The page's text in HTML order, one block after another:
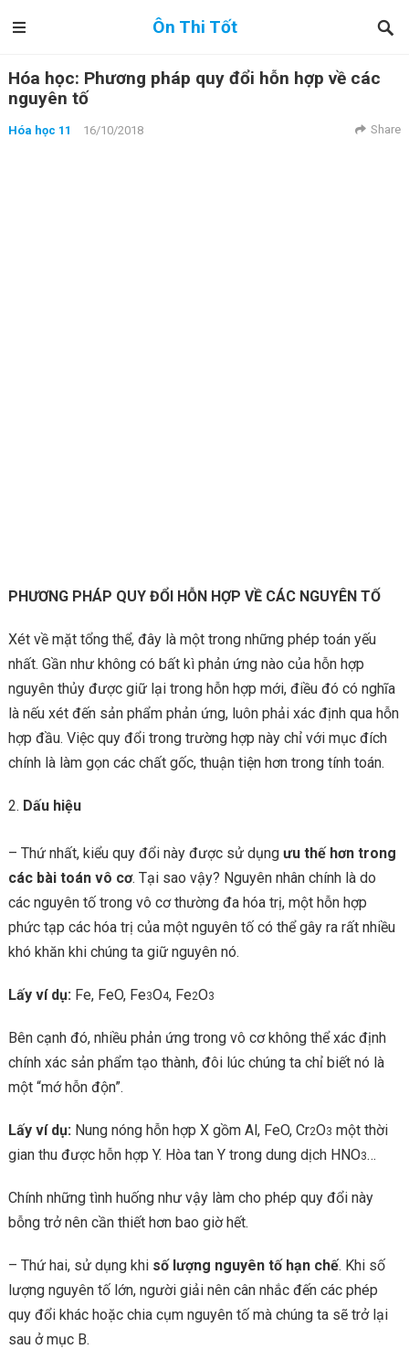
Ôn Thi Tốt
Hóa học: Phương pháp quy đổi hỗn hợp về các
nguyên tố
Hóa học 11 16/10/2018 Share
PHƯƠNG PHÁP QUY ĐỔI HỖN HỢP VỀ CÁC NGUYÊN TỐ
Xét về mặt tổng thể, đây là một trong những phép toán yếu
nhất. Gần như không có bất kì phản ứng nào của hỗn hợp
nguyên thủy được giữ lại trong hỗn hợp mới, điều đó có nghĩa
là nếu xét đến sản phẩm phản ứng, luôn phải xác định qua hỗn
hợp đầu. Việc quy đổi trong trường hợp này chỉ với mục đích
chính là làm gọn các chất gốc, thuận tiện hơn trong tính toán.
Dấu hiệu
– Thứ nhất, kiểu quy đổi này được sử dụng ưu thế hơn trong
các bài toán vô cơ. Tại sao vậy? Nguyên nhân chính là do
các nguyên tố trong vô cơ thường đa hóa trị, một hỗn hợp
phức tạp các hóa trị của một nguyên tố có thể gây ra rất nhiều
khó khăn khi chúng ta giữ nguyên nó.
Lấy ví dụ:Fe, FeO, Fe3O4, Fe2O3
Bên cạnh đó, nhiều phản ứng trong vô cơ không thể xác định
chính xác sản phẩm tạo thành, đôi lúc chúng ta chỉ biết nó là
một “mớ hỗn độn”.
Lấy ví dụ: Nung nóng hỗn hợp X gồm Al, FeO, Cr2O3 một thời
gian thu được hỗn hợp Y. Hòa tan Y trong dung dịch HNO3…
Chính những tình huống như vậy làm cho phép quy đổi này
bỗng trở nên cần thiết hơn bao giờ hết.
– Thứ hai, sử dụng khi số lượng nguyên tố hạn chế. Khi số
lượng nguyên tố lớn, người giải nên cân nhắc đến các phép
quy đổi khác hoặc chia cụm nguyên tố mà chúng ta sẽ trở lại
sau ở mục B.